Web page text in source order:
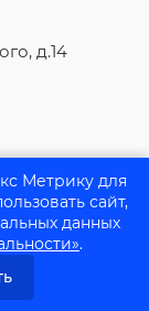
д.14
Метрику для
сайт,
данных
.